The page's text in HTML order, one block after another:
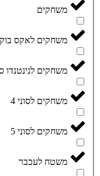
משחקים
משחקים לאקס בוקס
משחקים לנינטנדו סוויץ'
משחקים לסוני 4
משחקים לסוני 5
משטח לעכבר